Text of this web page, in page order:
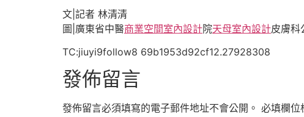
文|記者 林清清
圖|廣東省中醫商業空間室內設計院天母室內設計皮膚科
TC:jiuyi9follow8 69b1953d92cf12.27928308
發佈留言
發佈留言必須填寫的電子郵件地址不會公開。 必填欄位